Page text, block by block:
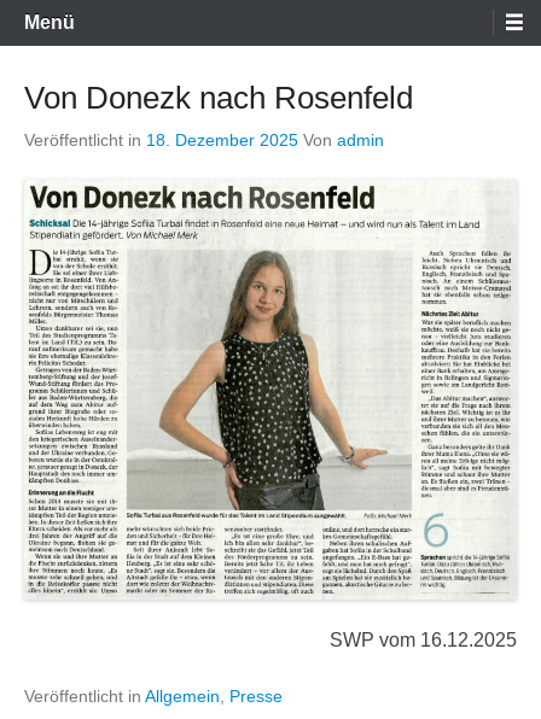
Primäres
Menü
Menü
Von Donezk nach Rosenfeld
Veröffentlicht in 18. Dezember 2025 Von admin
SWP vom 16.12.2025
Veröffentlicht in Allgemein, Presse